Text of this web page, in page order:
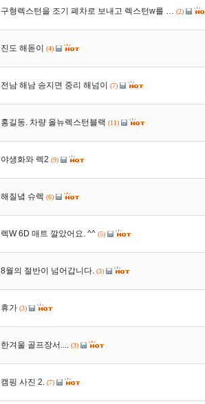
구형렉스턴을 조기 폐차로 보내고 렉스턴w를 … (2)
진도 해돋이 (4)
전남 해남 송지면 중리 해넘이 (7)
홍길동. 차량 올뉴렉스턴블랙 (11)
야생화와 렉2 (9)
해질녘 슈렉 (6)
렉W 6D 매트 깔았어요. ^^ (5)
8월의 절반이 넘어갑니다. (3)
휴가 (3)
한겨울 골프장서.... (3)
캠핑 사진 2. (7)